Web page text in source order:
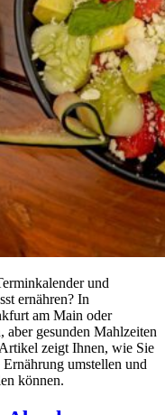
und
ernähren? In
am Main oder
aber gesunden Mahlzeiten
zeigt Ihnen, wie Sie
umstellen und
können.